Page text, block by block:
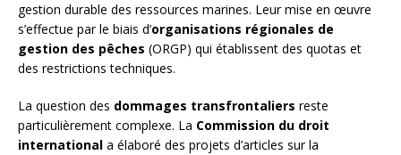
gestion durable des ressources marines. Leur mise en œuvre
s’effectue par le biais d’organisations régionales de
gestion des pêches (ORGP) qui établissent des quotas et
des restrictions techniques.
La question des dommages transfrontaliers reste
particulièrement complexe. La Commission du droit
international a élaboré des projets d’articles sur la